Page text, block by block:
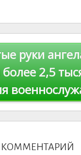
er u
r
n
al
a
m
A
p
p
руки
2,5
КОММЕНТАРИЙ